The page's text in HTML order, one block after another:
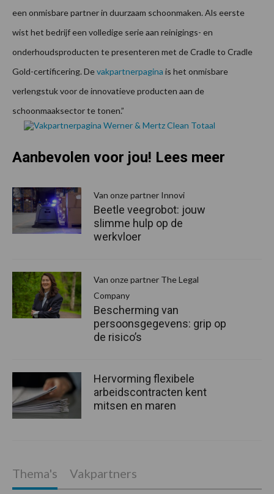
een onmisbare partner in duurzaam schoonmaken. Als eerste
wist het bedrijf een volledige serie aan reinigings- en
onderhoudsproducten te presenteren met de Cradle to Cradle
Gold-certificering. Devakpartnerpagina is het onmisbare
verlengstuk voor de innovatieve producten aan de
schoonmaaksector te tonen.”
Aanbevolen voor jou! Lees meer
Van onze partner Innovi
Beetle veegrobot: jouw
slimme hulp op de
werkvloer
Van onze partner The Legal
Company
Bescherming van
persoonsgegevens: grip op
de risico’s
Hervorming flexibele
arbeidscontracten kent
mitsen en maren
Thema's Vakpartners